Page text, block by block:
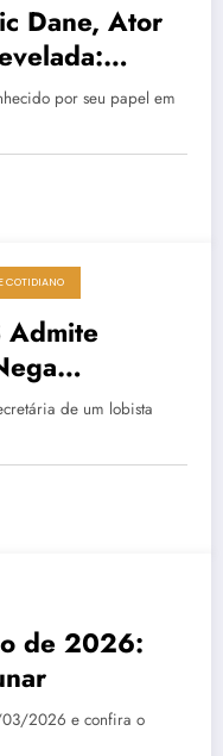
Dane, Ator
por seu papel em
COTIDIANO
Admite
em CPMI
de um lobista
de 2026:
03/2026 e confira o